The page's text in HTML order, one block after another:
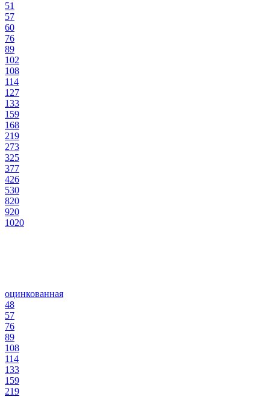
51
57
60
76
89
102
108
114
127
133
159
168
219
273
325
377
426
530
820
920
1020
оцинкованная
48
57
76
89
108
114
133
159
219